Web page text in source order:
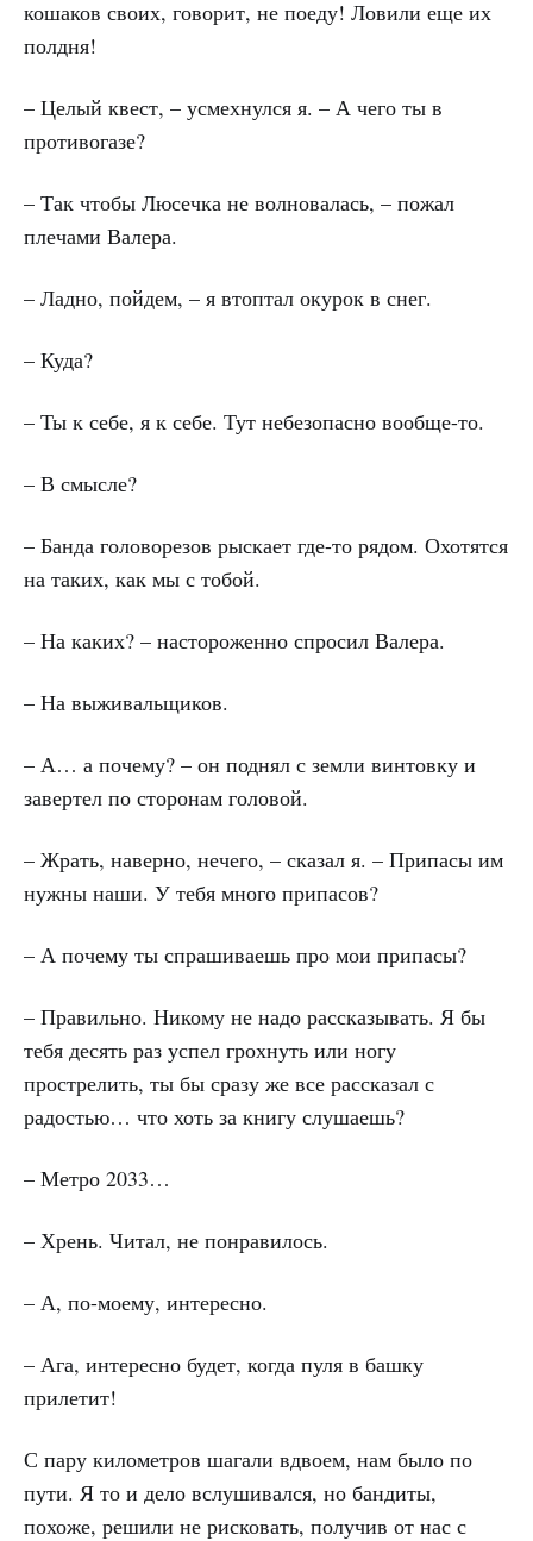
кошаков своих, говорит, не поеду! Ловили еще их
полдня!
– Целый квест, – усмехнулся я. – А чего ты в
противогазе?
– Так чтобы Люсечка не волновалась, – пожал
плечами Валера.
– Ладно, пойдем, – я втоптал окурок в снег.
– Куда?
– Ты к себе, я к себе. Тут небезопасно вообще-то.
– В смысле?
– Банда головорезов рыскает где-то рядом. Охотятся
на таких, как мы с тобой.
– На каких? – настороженно спросил Валера.
– На выживальщиков.
– А… а почему? – он поднял с земли винтовку и
завертел по сторонам головой.
– Жрать, наверно, нечего, – сказал я. – Припасы им
нужны наши. У тебя много припасов?
– А почему ты спрашиваешь про мои припасы?
– Правильно. Никому не надо рассказывать. Я бы
тебя десять раз успел грохнуть или ногу
прострелить, ты бы сразу же все рассказал с
радостью… что хоть за книгу слушаешь?
– Метро 2033…
– Хрень. Читал, не понравилось.
– А, по-моему, интересно.
– Ага, интересно будет, когда пуля в башку
прилетит!
С пару километров шагали вдвоем, нам было по
пути. Я то и дело вслушивался, но бандиты,
похоже, решили не рисковать, получив от нас с